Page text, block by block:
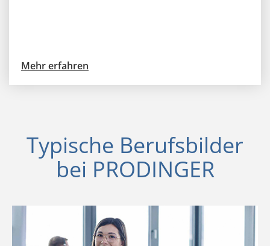
Mehr erfahren
Typische Berufsbilder
bei PRODINGER